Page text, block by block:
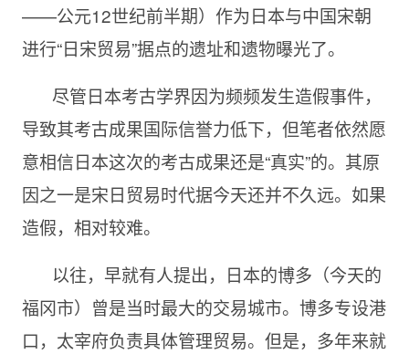
——公元12世纪前半期）作为日本与中国宋朝
进行“日宋贸易”据点的遗址和遗物曝光了。
尽管日本考古学界因为频频发生造假事件，
导致其考古成果国际信誉力低下，但笔者依然愿
意相信日本这次的考古成果还是“真实”的。其原
因之一是宋日贸易时代据今天还并不久远。如果
造假，相对较难。
以往，早就有人提出，日本的博多（今天的
福冈市）曾是当时最大的交易城市。博多专设港
口，太宰府负责具体管理贸易。但是，多年来就